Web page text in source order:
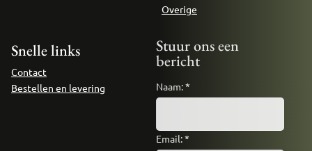
Overige
Snelle links
Contact
Bestellen en levering
Stuur ons een
bericht
Naam:*
Email:*